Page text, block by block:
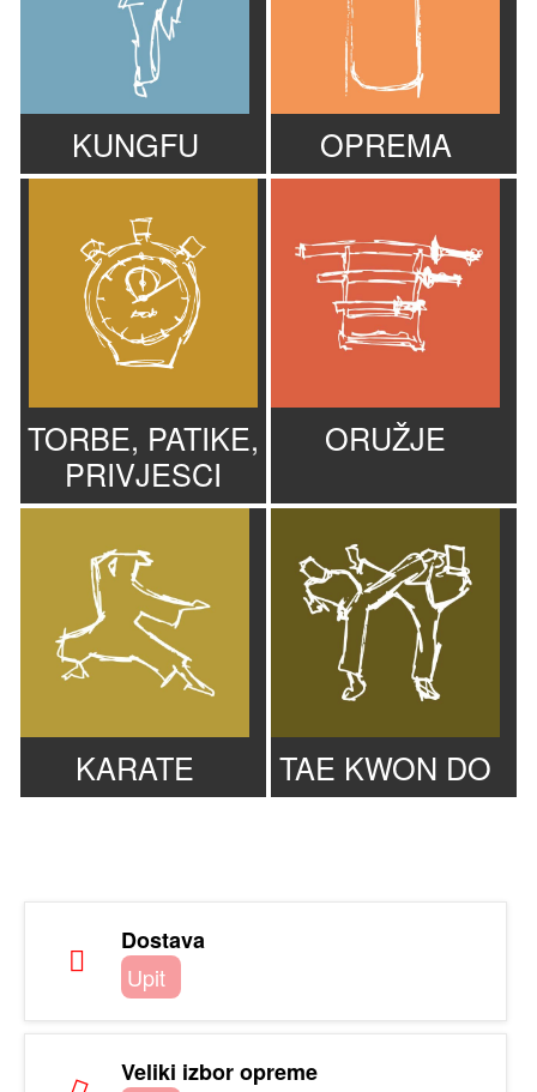
KUNGFU OPREMA
TORBE, PATIKE,
PRIVJESCI
ORUŽJE
KARATE TAE KWON DO
Dostava
Upit
Veliki izbor opreme